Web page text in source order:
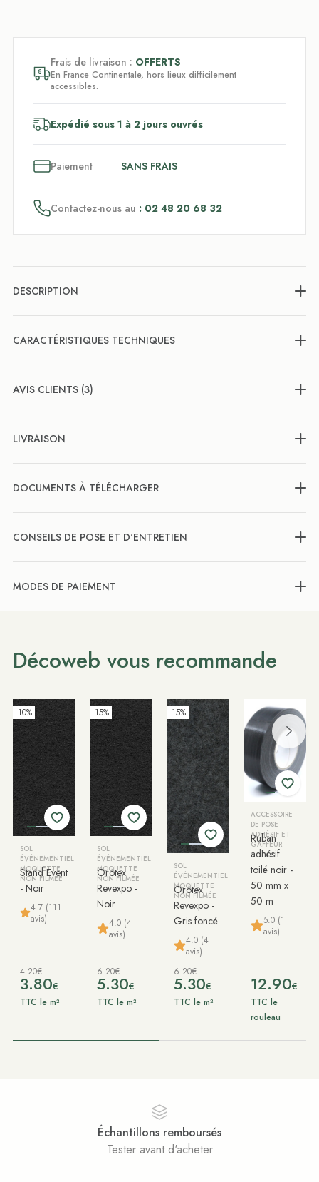
Frais de livraison : OFFERTS
En France Continentale, hors lieux difficilement
accessibles.
Expédié sous 1 à 2 jours ouvrés
Paiement SANS FRAIS
Contactez-nous au : 02 48 20 68 32
DESCRIPTION
CARACTÉRISTIQUES TECHNIQUES
AVIS CLIENTS (3)
LIVRAISON
DOCUMENTS À TÉLÉCHARGER
CONSEILS DE POSE ET D'ENTRETIEN
MODES DE PAIEMENT
Décoweb vous recommande
-10%
SOL
ÉVÉNEMENTIEL
MOQUETTE
NON FILMÉE
Stand Event
- Noir
4.7 (111
avis)
4.20€
3.80€
TTC le m²
-15%
SOL
ÉVÉNEMENTIEL
MOQUETTE
NON FILMÉE
Orotex
Revexpo -
Noir
4.0 (4
avis)
6.20€
5.30€
TTC le m²
-15%
SOL
ÉVÉNEMENTIEL
MOQUETTE
NON FILMÉE
Orotex
Revexpo -
Gris foncé
4.0 (4
avis)
6.20€
5.30€
TTC le m²
ACCESSOIRE
DE POSE
ADHÉSIF ET
GAFFEUR
Ruban
adhésif
toilé noir -
50 mm x
50 m
5.0 (1
avis)
12.90€
TTC le
rouleau
Échantillons remboursés
Tester avant d'acheter